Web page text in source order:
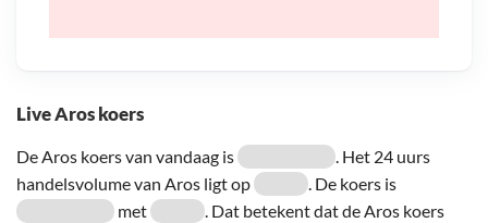
Live Aros koers
De Aros koers van vandaag is
. Het 24 uurs
handelsvolume van Aros ligt op
. De koers is
met
. Dat betekent dat de Aros koers